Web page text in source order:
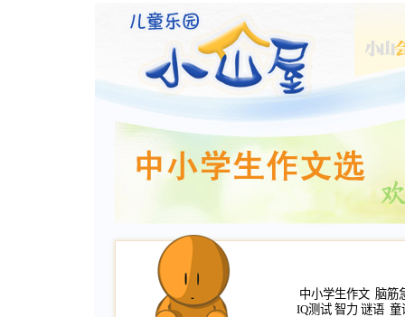
中小学生作文 脑筋
IQ测试 智力 谜语 童